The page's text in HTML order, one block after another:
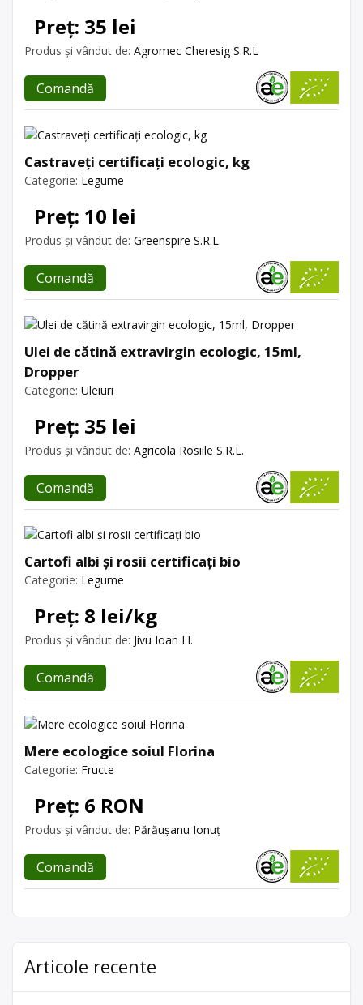
Preț: 35 lei
Produs și vândut de: Agromec Cheresig S.R.L
Comandă
Castraveți certificați ecologic, kg
Categorie: Legume
Preț: 10 lei
Produs și vândut de: Greenspire S.R.L.
Comandă
Ulei de cătină extravirgin ecologic, 15ml,
Dropper
Categorie: Uleiuri
Preț: 35 lei
Produs și vândut de: Agricola Rosiile S.R.L.
Comandă
Cartofi albi și rosii certificați bio
Categorie: Legume
Preț: 8 lei/kg
Produs și vândut de: Jivu Ioan I.I.
Comandă
Mere ecologice soiul Florina
Categorie: Fructe
Preț: 6 RON
Produs și vândut de: Părăușanu Ionuț
Comandă
Articole recente